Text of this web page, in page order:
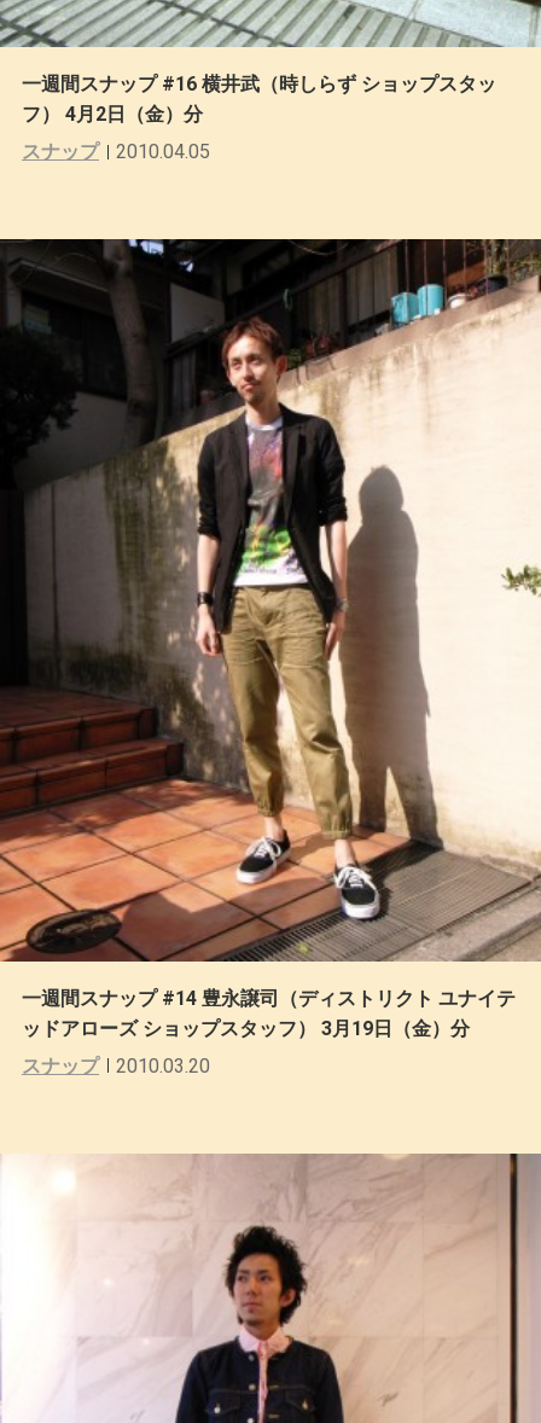
一週間スナップ #16 横井武（時しらず ショップスタッ
フ） 4月2日（金）分
スナップ
2010.04.05
一週間スナップ #14 豊永譲司（ディストリクト ユナイテ
ッドアローズ ショップスタッフ） 3月19日（金）分
スナップ
2010.03.20